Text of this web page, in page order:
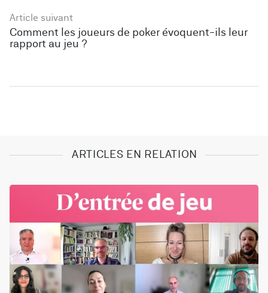
Article suivant
Comment les joueurs de poker évoquent-ils leur
rapport au jeu ?
ARTICLES EN RELATION